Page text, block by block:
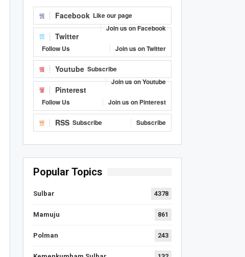
Facebook Like our page
Join us on Facebook
Twitter
Follow Us Join us on Twitter
Youtube Subscribe
Join us on Youtube
Pinterest
Follow Us Join us on Pinterest
RSS Subscribe Subscribe
Popular Topics
Sulbar 4378
Mamuju 861
Polman 243